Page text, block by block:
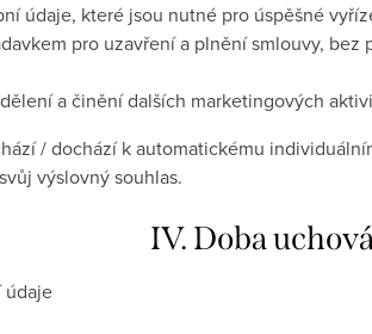
údaje, které jsou nutné pro úspěšné
pro uzavření a plnění smlouvy,
a činění dalších marketingových
/ dochází k automatickému
výslovný souhlas.
IV. Doba
údaje